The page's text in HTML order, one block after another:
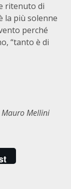
ritenuto di
la più solenne
perché
“tanto è di